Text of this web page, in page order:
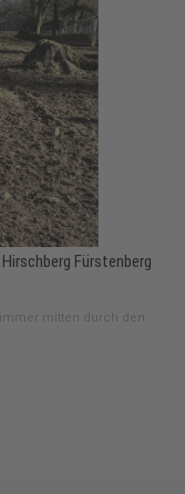
Fürstenberg
mitten durch den